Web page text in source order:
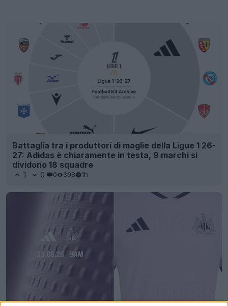
Battaglia tra i produttori di maglie della Ligue 1 26-
27: Adidas è chiaramente in testa, 9 marchi si
dividono 18 squadre
1 0 0 398 1h